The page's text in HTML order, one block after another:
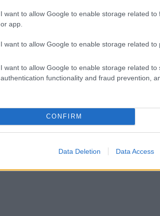
I want to allow Google to enable storage related to
or app.
I want to allow Google to enable storage related to
I want to allow Google to enable storage related to
authentication functionality and fraud prevention,
CONFIRM
Data Deletion Data Access